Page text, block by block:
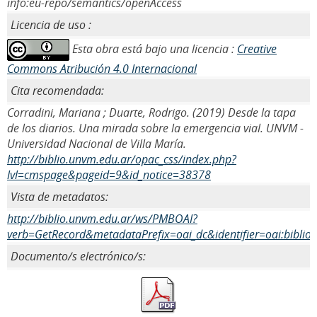
Licencia de uso :
Esta obra está bajo una licencia : Creative
Commons Atribución 4.0 Internacional
Cita recomendada:
Corradini, Mariana ; Duarte, Rodrigo. (2019) Desde la tapa
de los diarios. Una mirada sobre la emergencia vial. UNVM -
Universidad Nacional de Villa María.
http://biblio.unvm.edu.ar/opac_css/index.php?
lvl=cmspage&pageid=9&id_notice=38378
Vista de metadatos:
http://biblio.unvm.edu.ar/ws/PMBOAI?
Documento/s electrónico/s: